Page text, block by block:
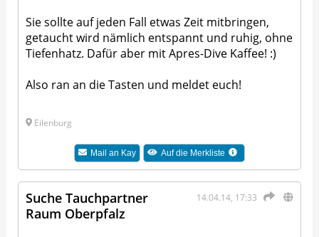
Sie sollte auf jeden Fall etwas Zeit mitbringen,
getaucht wird nämlich entspannt und ruhig, ohne
Tiefenhatz. Dafür aber mit Apres-Dive Kaffee! :)
Also ran an die Tasten und meldet euch!
Eilenburg
Mail an Kay Auf die Merkliste
14.04.14, 17:33
Suche Tauchpartner
Raum Oberpfalz